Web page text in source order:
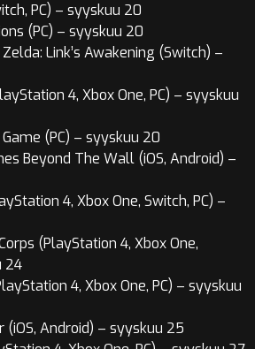
PC) – syyskuu 20
(PC) – syyskuu 20
Link’s Awakening (Switch) –
4, Xbox One, PC) – syyskuu
(PC) – syyskuu 20
Beyond The Wall (iOS, Android) –
4, Xbox One, Switch, PC) –
(PlayStation 4, Xbox One,
24
4, Xbox One, PC) – syyskuu
(iOS, Android) – syyskuu 25